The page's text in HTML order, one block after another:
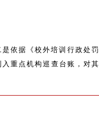
依据《校外培训行政处罚
重点机构巡查台账，对其